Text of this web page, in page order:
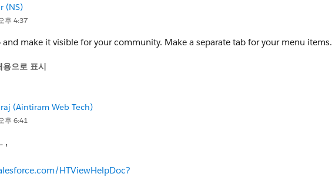
(NS)
후 4:37
make it visible for your community. Make a separate tab for your menu items.
용으로 표시
(Aintiram Web Tech)
후 6:41
,
HTViewHelpDoc?